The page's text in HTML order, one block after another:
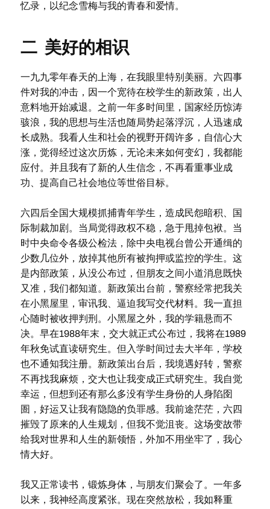
忆录，以纪念雪梅与我的青春和爱情。
二 美好的相识
一九九零年春天的上海，在我眼里特别美丽。六四事
件对我的冲击，因一个宽待在校学生的新政策，出人
意料地开始减退。之前一年多时间里，国家经历惊涛
骇浪，我的思想与生活也随局势起落浮沉，人迅速成
长成熟。我看人生和社会的视野开阔许多，自信心大
涨，觉得经过这次历炼，无论未来如何变幻，我都能
应付。并且我有了新的人生信念，不再看重事业成
功、提高自己社会地位等世俗目标。
六四后全国大规模抓捕青年学生，造成民怨暗积、国
际制裁加剧。当局觉得政权不稳，急于甩掉包袱。当
时中央命令各级公检法，除中央电视台曾公开通缉的
少数几位外，放掉其他所有被拘押或监控的学生。这
是内部政策，从没公布过，但朋友之间小道消息既快
又准，我们都知道。新政策出台前，警察经常把我关
在小黑屋里，审讯我、逼迫我写交代材料。我一直担
心随时被收押判刑。小黑屋之外，我的学籍悬而不
决。早在1988年末，交大就正式公布过，我将在1989
年秋免试直读研究生。但入学时间过去大半年，学校
也不通知我注册。新政策出台后，我境遇好转，警察
不再找我麻烦，交大也让我变成正式研究生。我自觉
幸运，但想到还有那么多没有学生身份的人身陷囹
圄，好运又让我有隐隐的负罪感。我前途茫茫，六四
摧毁了原来的人生规划，但我不觉沮丧。这场变故带
给我对世界和人生的新领悟，外加不用坐牢了，我心
情大好。
我又正常读书，锻炼身体，与朋友们聚会了。一年多
以来，我神经高度紧张。现在突然放松，我如释重